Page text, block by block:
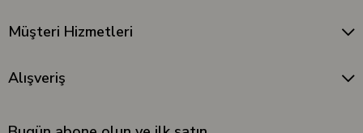
Müşteri Hizmetleri
Alışveriş